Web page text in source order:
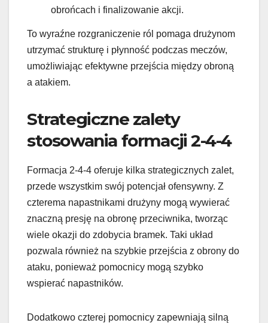
obrońcach i finalizowanie akcji.
To wyraźne rozgraniczenie ról pomaga drużynom
utrzymać strukturę i płynność podczas meczów,
umożliwiając efektywne przejścia między obroną
a atakiem.
Strategiczne zalety
stosowania formacji 2-4-4
Formacja 2-4-4 oferuje kilka strategicznych zalet,
przede wszystkim swój potencjał ofensywny. Z
czterema napastnikami drużyny mogą wywierać
znaczną presję na obronę przeciwnika, tworząc
wiele okazji do zdobycia bramek. Taki układ
pozwala również na szybkie przejścia z obrony do
ataku, ponieważ pomocnicy mogą szybko
wspierać napastników.
Dodatkowo czterej pomocnicy zapewniają silną